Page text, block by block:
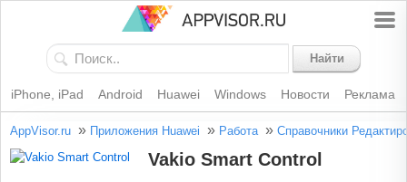
Найти
iPhone, iPad Android Huawei Windows Новости Реклама
AppVisor.ru » Приложения Huawei » Работа » Справочники
Vakio Smart Control